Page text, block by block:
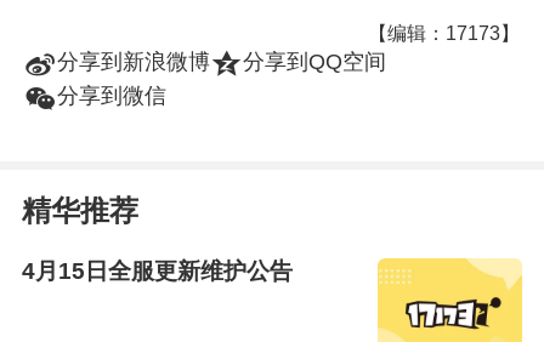
【编辑：17173】
t分享到新浪微博z分享到QQ空间
w分享到微信
精华推荐
4月15日全服更新维护公告